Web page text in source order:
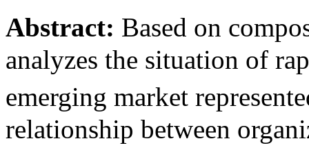
Abstract: Based on
analyzes the situation of
emerging market
relationship between